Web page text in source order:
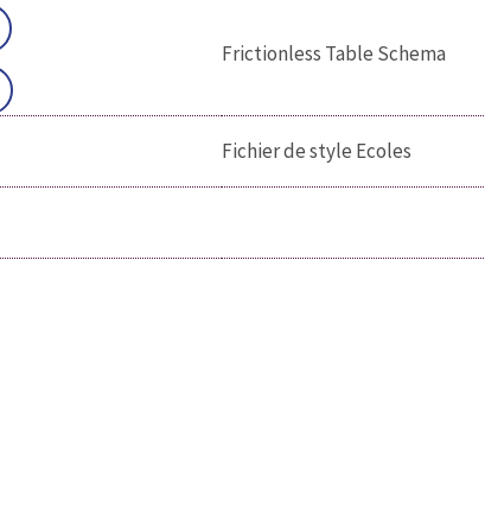
Frictionless Table Schema
Fichier de style Ecoles